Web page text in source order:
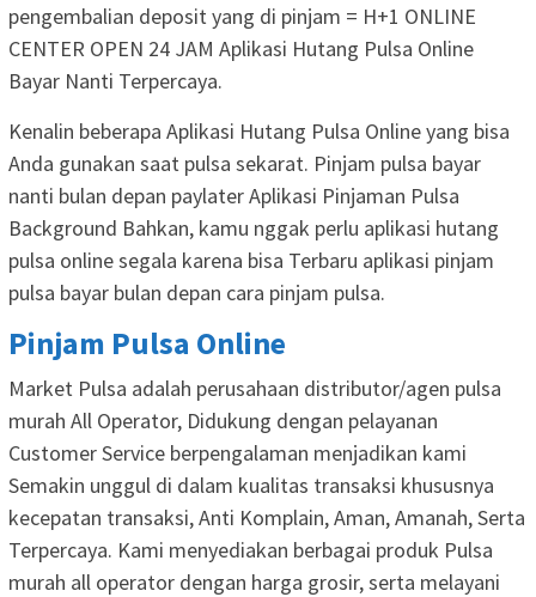
pengembalian deposit yang di pinjam = H+1 ONLINE
CENTER OPEN 24 JAM Aplikasi Hutang Pulsa Online
Bayar Nanti Terpercaya.
Kenalin beberapa Aplikasi Hutang Pulsa Online yang bisa
Anda gunakan saat pulsa sekarat. Pinjam pulsa bayar
nanti bulan depan paylater Aplikasi Pinjaman Pulsa
Background Bahkan, kamu nggak perlu aplikasi hutang
pulsa online segala karena bisa Terbaru aplikasi pinjam
pulsa bayar bulan depan cara pinjam pulsa.
Pinjam Pulsa Online
Market Pulsa adalah perusahaan distributor/agen pulsa
murah All Operator, Didukung dengan pelayanan
Customer Service berpengalaman menjadikan kami
Semakin unggul di dalam kualitas transaksi khususnya
kecepatan transaksi, Anti Komplain, Aman, Amanah, Serta
Terpercaya. Kami menyediakan berbagai produk Pulsa
murah all operator dengan harga grosir, serta melayani